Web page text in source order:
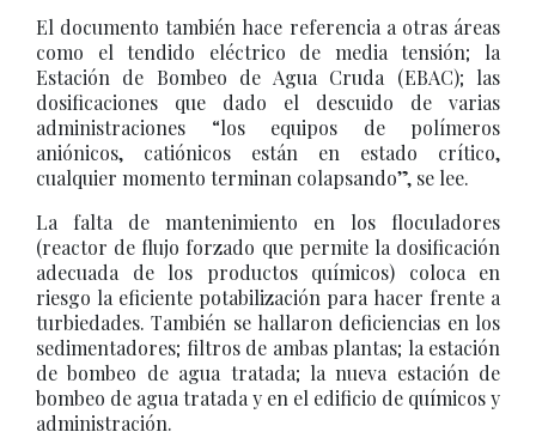
El documento también hace referencia a otras áreas
como el tendido eléctrico de media tensión; la
Estación de Bombeo de Agua Cruda (EBAC); las
dosificaciones que dado el descuido de varias
administraciones “los equipos de polímeros
aniónicos, catiónicos están en estado crítico,
cualquier momento terminan colapsando”, se lee.
La falta de mantenimiento en los floculadores
(reactor de flujo forzado que permite la dosificación
adecuada de los productos químicos) coloca en
riesgo la eficiente potabilización para hacer frente a
turbiedades. También se hallaron deficiencias en los
sedimentadores; filtros de ambas plantas; la estación
de bombeo de agua tratada; la nueva estación de
bombeo de agua tratada y en el edificio de químicos y
administración.